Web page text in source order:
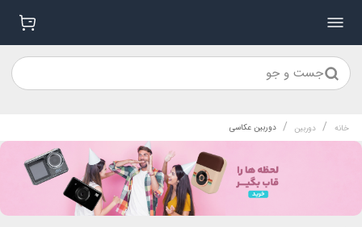
جست و جو
خانه / دوربین / دوربین عکاسی